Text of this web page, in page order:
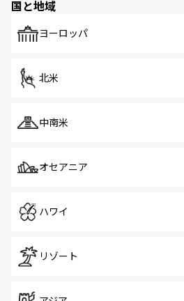
で、ホーカーズは地元の風情
国と地域
ヨーロッパ
北米
中南米
オセアニア
ハワイ
リゾート